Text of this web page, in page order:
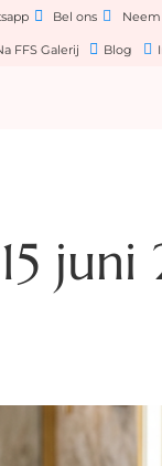
Bel ons
FFS Galerij Blog